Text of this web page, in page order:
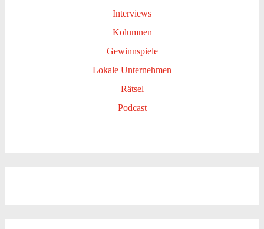
Interviews
Kolumnen
Gewinnspiele
Lokale Unternehmen
Rätsel
Podcast